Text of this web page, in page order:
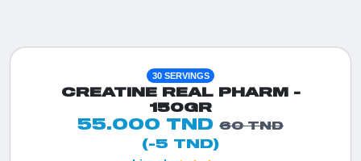
30 SERVINGS
CREATINE REAL PHARM -
150GR
55.000 TND 60 TND
(-5 TND)